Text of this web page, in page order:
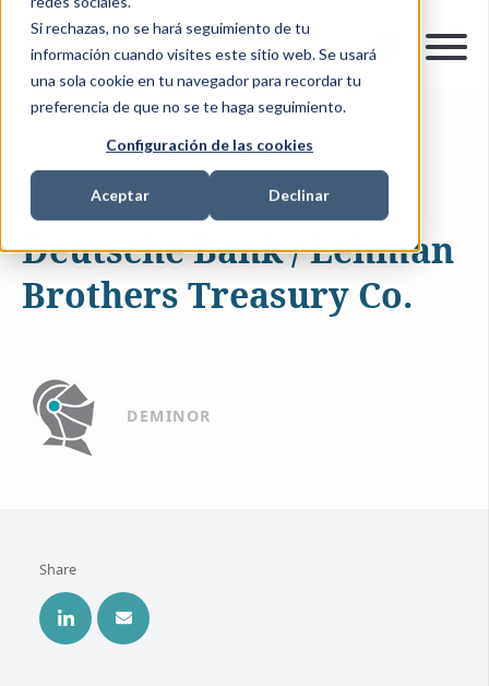
Si rechazas, no se hará seguimiento de tu
información cuando visites este sitio web. Se usará
una sola cookie en tu navegador para recordar tu
preferencia de que no se te haga seguimiento.
Configuración de las cookies
Aceptar Declinar
16-JUL-2019 10:17:47
0 MIN READ
INVESTMENT RECOVERY
Deutsche Bank / Lehman
Brothers Treasury Co.
DEMINOR
Share